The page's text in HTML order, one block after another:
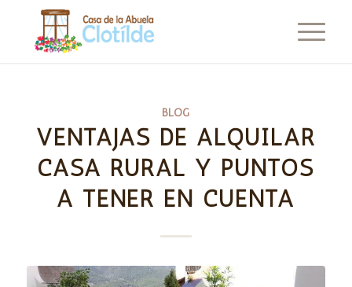
BLOG
VENTAJAS DE ALQUILAR
CASA RURAL Y PUNTOS
A TENER EN CUENTA